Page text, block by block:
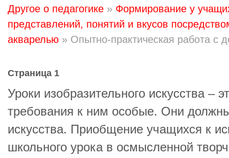
Другое о педагогике » Формирование у
представлений, понятий и вкусов
акварелью » Опытно-практическая работа с
Страница 1
Уроки изобразительного искусства –
требования к ним особые. Они
искусства. Приобщение учащихся к
школьного урока в осмысленной